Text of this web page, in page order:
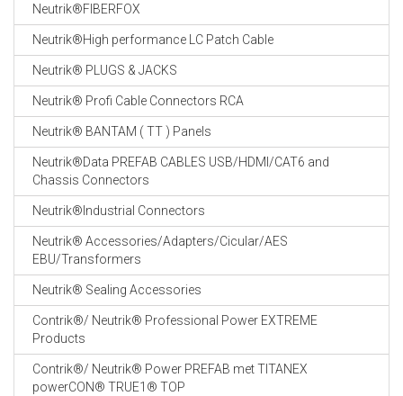
GE-ASSEMBLEERDE
19" RACKS
EN
TOEBEHOREN
CABLE EQUIPEMENTS
Neutrik®FIBERFOX
Neutrik®High performance LC Patch Cable
Neutrik® PLUGS & JACKS
Neutrik® Profi Cable Connectors RCA
Neutrik® BANTAM ( TT ) Panels
Neutrik®Data PREFAB CABLES USB/HDMI/CAT6 and
Chassis Connectors
Neutrik®Industrial Connectors
Neutrik® Accessories/Adapters/Cicular/AES
EBU/Transformers
Neutrik® Sealing Accessories
Contrik®/ Neutrik® Professional Power EXTREME
Products
Contrik®/ Neutrik® Power PREFAB met TITANEX
powerCON® TRUE1® TOP